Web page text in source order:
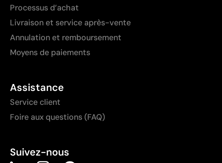
Processus d’achat
Livraison et service après-vente
Annulation et remboursement
Moyens de paiements
Assistance
Service client
Foire aux questions (FAQ)
Suivez-nous